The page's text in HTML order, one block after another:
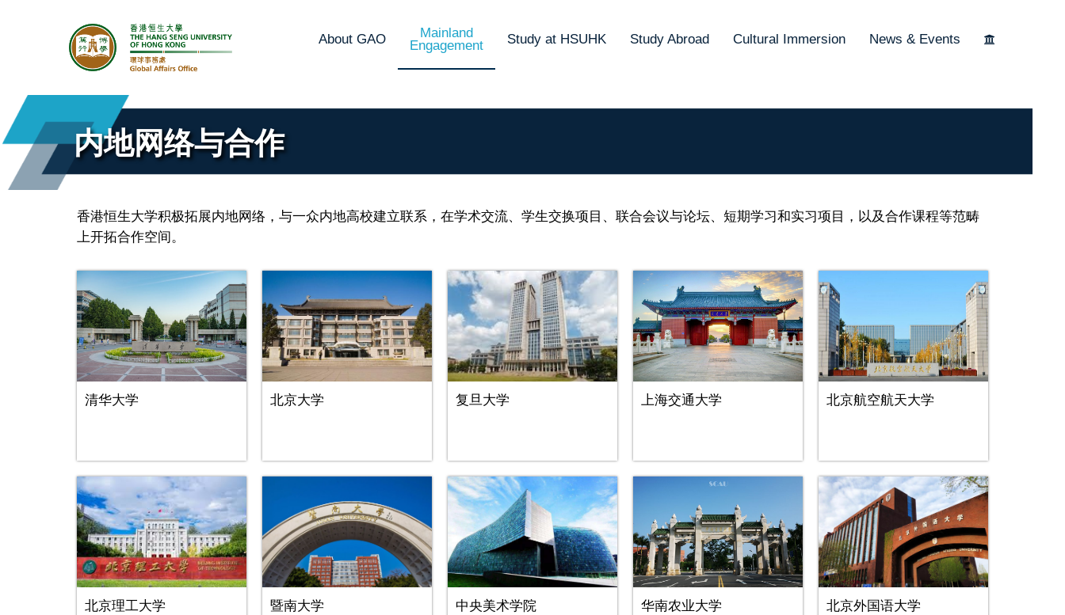
About GAO
Mainland
Engagement
Study at HSUHK Study Abroad Cultural Immersion News & Events
内地网络与合作
香港恒生大学积极拓展内地网络，与一众内地高校建立联系，在学术交流、学生交换项目、联合会议与论坛、短期学习和实习项目，以及合作课程等范畴
上开拓合作空间。
清华大学 北京大学 复旦大学 上海交通大学 北京航空航天大学
北京理工大学 暨南大学 中央美术学院 华南农业大学 北京外国语大学